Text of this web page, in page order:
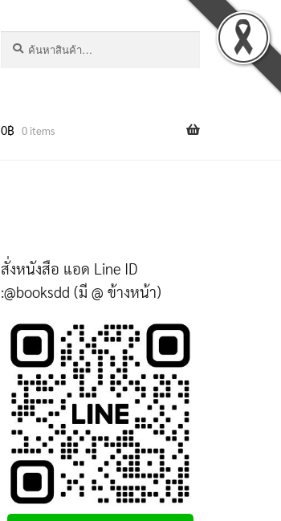
0฿ 0 items
สั่งหนังสือ แอด Line ID
:@booksdd (มี @ ข้างหน้า)